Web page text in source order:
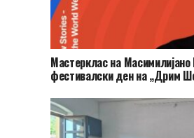
Мастерклас на
фестивалски ден на „Дрим